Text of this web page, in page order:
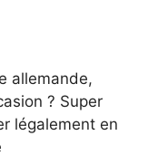
allemande,
? Super
légalement en